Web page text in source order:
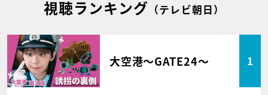
視聴ランキング （テレビ朝日）
大空港～GATE24～ 1